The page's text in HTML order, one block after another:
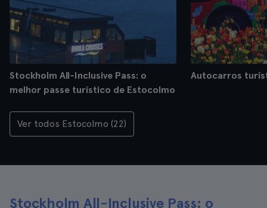
Stockholm All-Inclusive Pass: o
melhor passe turístico de Estocolmo
Autocarros
Ver todos Estocolmo (22)
Stockholm All-Inclusive Pass: o